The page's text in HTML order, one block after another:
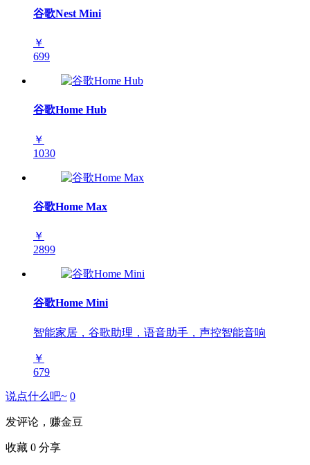
谷歌Nest Mini
￥
699
谷歌Home Hub
￥
1030
谷歌Home Max
￥
2899
谷歌Home Mini
智能家居，谷歌助理，语音助手，声控智能音响
￥
679
说点什么吧~ 0
发评论，赚金豆
收藏 0 分享